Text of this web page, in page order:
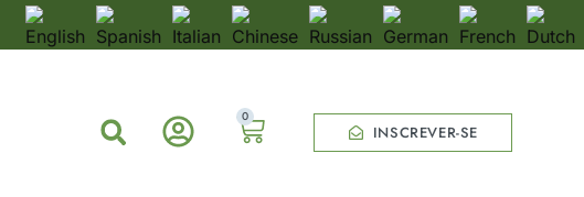
0
INSCREVER-SE